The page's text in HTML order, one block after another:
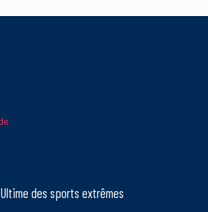
des sports extrêmes